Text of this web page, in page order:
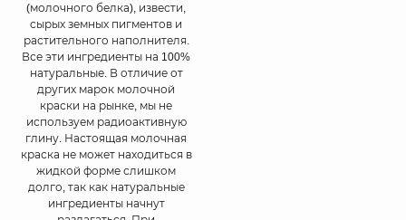
(молочного белка), извести,
сырых земных пигментов и
растительного наполнителя.
Все эти ингредиенты на 100%
натуральные. В отличие от
других марок молочной
краски на рынке, мы не
используем радиоактивную
глину. Настоящая молочная
краска не может находиться в
жидкой форме слишком
долго, так как натуральные
ингредиенты начнут